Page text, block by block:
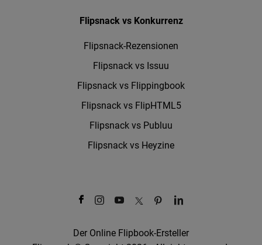
Flipsnack vs Konkurrenz
Flipsnack-Rezensionen
Flipsnack vs Issuu
Flipsnack vs Flippingbook
Flipsnack vs FlipHTML5
Flipsnack vs Publuu
Flipsnack vs Heyzine
Der Online Flipbook-Ersteller